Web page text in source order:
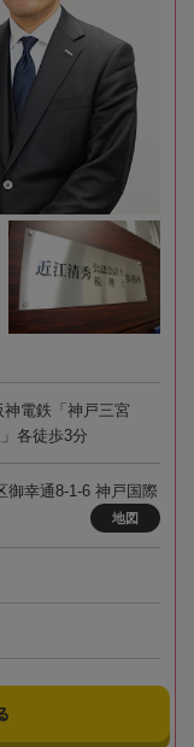
電鉄「神戸三宮
各徒歩3分
御幸通8-1-6 神戸国際
地図